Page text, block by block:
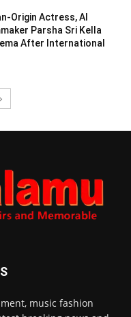
Origin Actress, AI
Parsha Sri Kella
After International
music fashion